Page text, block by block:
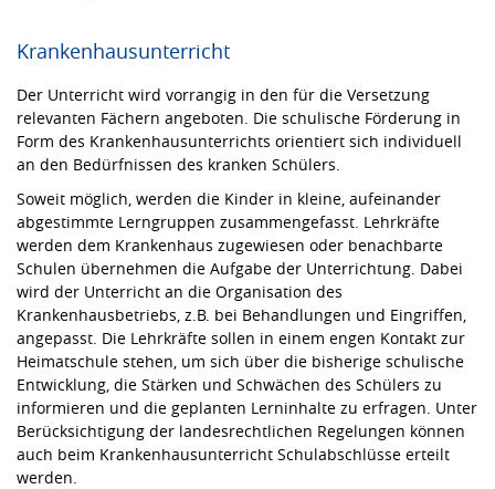
Krankenhausunterricht
Der Unterricht wird vorrangig in den für die Versetzung
relevanten Fächern angeboten. Die schulische Förderung in
Form des Krankenhausunterrichts orientiert sich individuell
an den Bedürfnissen des kranken Schülers.
Soweit möglich, werden die Kinder in kleine, aufeinander
abgestimmte Lerngruppen zusammengefasst. Lehrkräfte
werden dem Krankenhaus zugewiesen oder benachbarte
Schulen übernehmen die Aufgabe der Unterrichtung. Dabei
wird der Unterricht an die Organisation des
Krankenhausbetriebs, z.B. bei Behandlungen und Eingriffen,
angepasst. Die Lehrkräfte sollen in einem engen Kontakt zur
Heimatschule stehen, um sich über die bisherige schulische
Entwicklung, die Stärken und Schwächen des Schülers zu
informieren und die geplanten Lerninhalte zu erfragen. Unter
Berücksichtigung der landesrechtlichen Regelungen können
auch beim Krankenhausunterricht Schulabschlüsse erteilt
werden.